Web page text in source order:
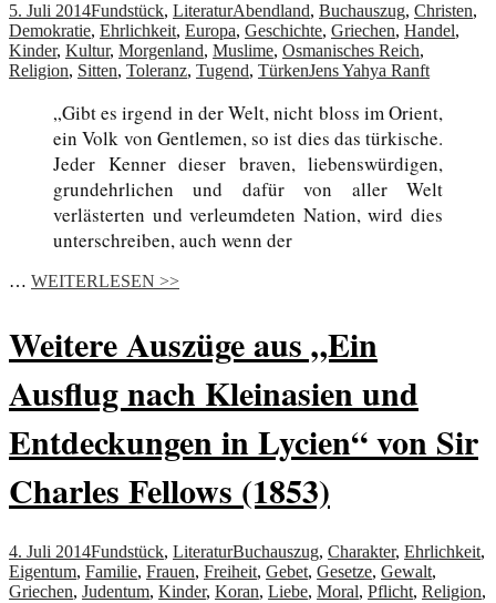
5. Juli 2014Fundstück, LiteraturAbendland, Buchauszug, Christen,
Demokratie, Ehrlichkeit, Europa, Geschichte, Griechen, Handel,
Kinder, Kultur, Morgenland, Muslime, Osmanisches Reich,
Religion, Sitten, Toleranz, Tugend, TürkenJens Yahya Ranft
„Gibt es irgend in der Welt, nicht bloss im Orient,
ein Volk von Gentlemen, so ist dies das türkische.
Jeder Kenner dieser braven, liebenswürdigen,
grundehrlichen und dafür von aller Welt
verlästerten und verleumdeten Nation, wird dies
unterschreiben, auch wenn der
… WEITERLESEN >>
Weitere Auszüge aus „Ein
Ausflug nach Kleinasien und
Entdeckungen in Lycien“ von Sir
Charles Fellows (1853)
4. Juli 2014Fundstück, LiteraturBuchauszug, Charakter, Ehrlichkeit,
Eigentum, Familie, Frauen, Freiheit, Gebet, Gesetze, Gewalt,
Griechen, Judentum, Kinder, Koran, Liebe, Moral, Pflicht, Religion,